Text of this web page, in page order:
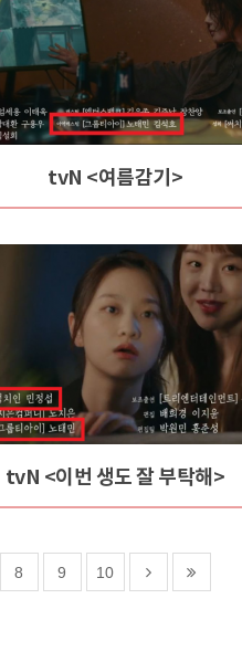
tvN <여름감기>
tvN <이번 생도 잘 부탁해>
8 9 10